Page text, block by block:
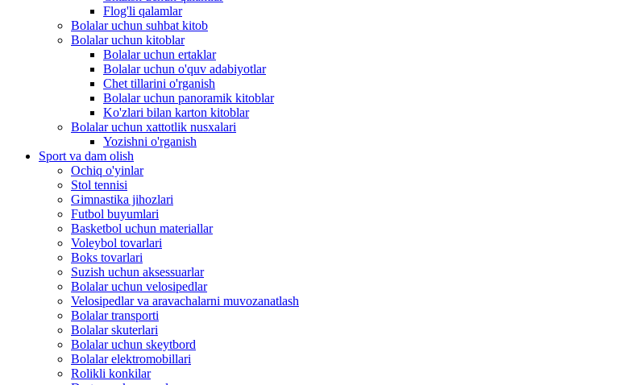
Flog'li qalamlar
Bolalar uchun suhbat kitob
Bolalar uchun kitoblar
Bolalar uchun ertaklar
Bolalar uchun o'quv adabiyotlar
Chet tillarini o'rganish
Bolalar uchun panoramik kitoblar
Ko'zlari bilan karton kitoblar
Bolalar uchun xattotlik nusxalari
Yozishni o'rganish
Sport va dam olish
Ochiq o'yinlar
Stol tennisi
Gimnastika jihozlari
Futbol buyumlari
Basketbol uchun materiallar
Voleybol tovarlari
Boks tovarlari
Suzish uchun aksessuarlar
Bolalar uchun velosipedlar
Velosipedlar va aravachalarni muvozanatlash
Bolalar transporti
Bolalar skuterlari
Bolalar uchun skeytbord
Bolalar elektromobillari
Rolikli konkilar